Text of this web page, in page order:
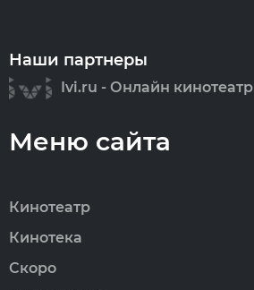
Наши партнеры
Ivi.ru - Онлайн кинотеатр
Меню сайта
Кинотеатр
Кинотека
Скоро